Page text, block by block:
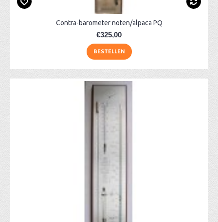
Contra-barometer noten/alpaca PQ
€325,00
BESTELLEN